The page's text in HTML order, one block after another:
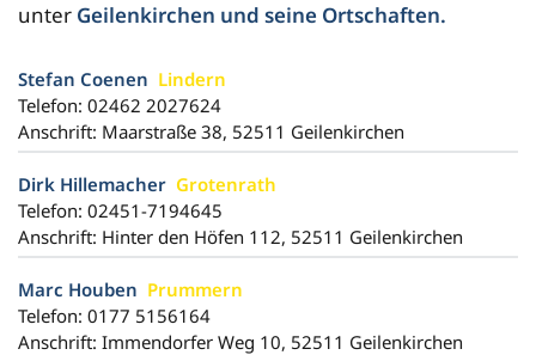
unter Geilenkirchen und seine Ortschaften.
Stefan Coenen Lindern
Telefon: 02462 2027624
Anschrift: Maarstraße 38, 52511 Geilenkirchen
Dirk Hillemacher Grotenrath
Telefon: 02451-7194645
Anschrift: Hinter den Höfen 112, 52511 Geilenkirchen
Marc Houben Prummern
Telefon: 0177 5156164
Anschrift: Immendorfer Weg 10, 52511 Geilenkirchen